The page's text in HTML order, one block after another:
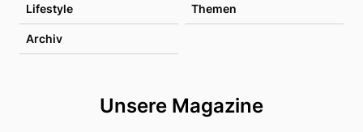
Lifestyle Themen
Archiv
Unsere Magazine